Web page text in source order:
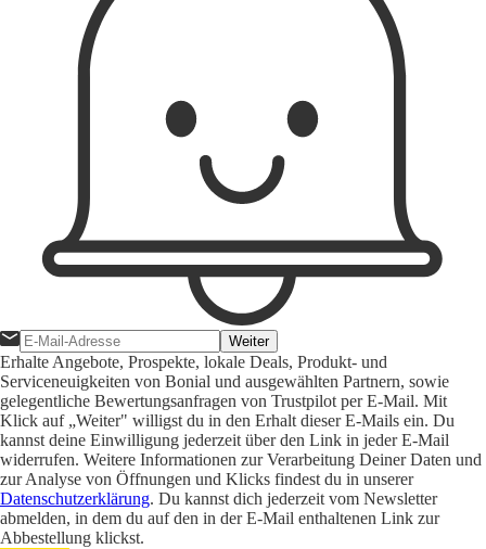
Weiter
Erhalte Angebote, Prospekte, lokale Deals, Produkt- und
Serviceneuigkeiten von Bonial und ausgewählten Partnern, sowie
gelegentliche Bewertungsanfragen von Trustpilot per E-Mail. Mit
Klick auf „Weiter" willigst du in den Erhalt dieser E-Mails ein. Du
kannst deine Einwilligung jederzeit über den Link in jeder E-Mail
widerrufen. Weitere Informationen zur Verarbeitung Deiner Daten und
zur Analyse von Öffnungen und Klicks findest du in unserer
Datenschutzerklärung. Du kannst dich jederzeit vom Newsletter
abmelden, in dem du auf den in der E-Mail enthaltenen Link zur
Abbestellung klickst.